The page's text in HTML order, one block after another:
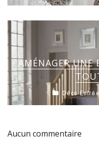
AMÉNAGER UNE
Déco
Aucun commentaire